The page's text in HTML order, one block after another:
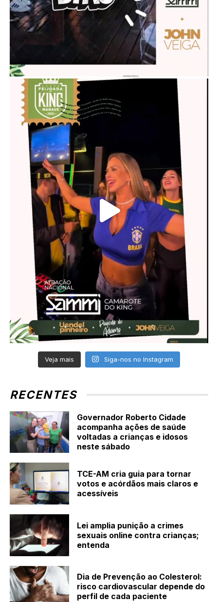
Veja mais Siga-nos no Instagram
RECENTES
Governador Roberto Cidade
acompanha ações de saúde
voltadas a crianças e idosos
neste sábado
TCE-AM cria guia para tornar
votos e acórdãos mais claros e
acessíveis
Lei amplia punição a crimes
sexuais online contra crianças;
entenda
Dia de Prevenção ao Colesterol:
risco cardiovascular depende do
perfil de cada paciente